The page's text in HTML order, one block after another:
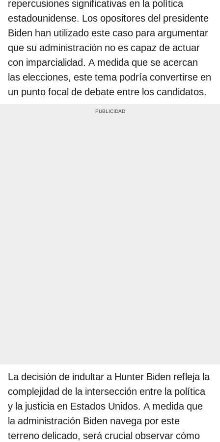
repercusiones significativas en la política
estadounidense. Los opositores del presidente
Biden han utilizado este caso para argumentar
que su administración no es capaz de actuar
con imparcialidad. A medida que se acercan
las elecciones, este tema podría convertirse en
un punto focal de debate entre los candidatos.
La decisión de indultar a Hunter Biden refleja la
complejidad de la intersección entre la política
y la justicia en Estados Unidos. A medida que
la administración Biden navega por este
terreno delicado, será crucial observar cómo